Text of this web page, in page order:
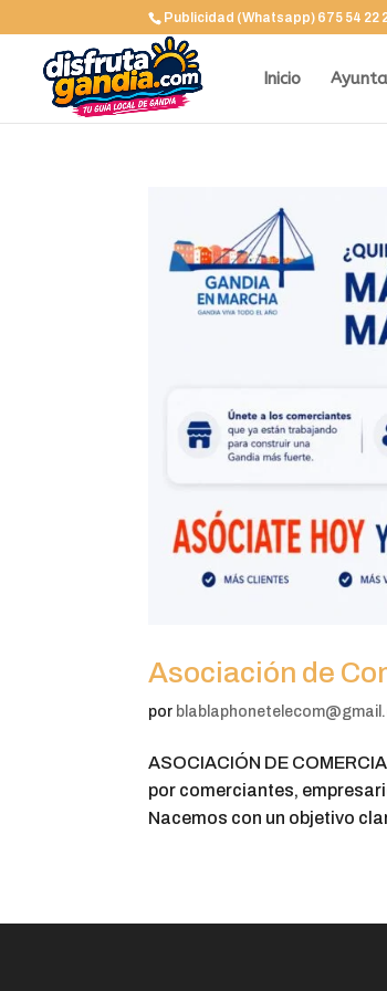
Publicidad (Whatsapp) 675 54 22
Inicio
Asociación de
por
ASOCIACIÓN DE
por comerciantes,
Nacemos con un objetivo